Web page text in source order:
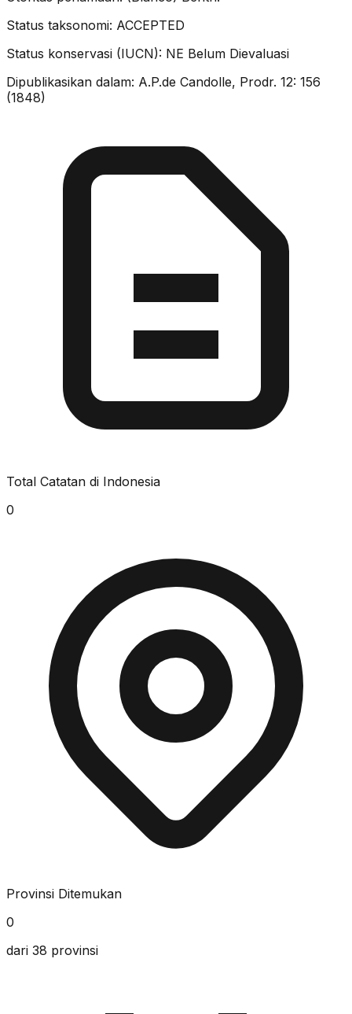
Status taksonomi: ACCEPTED
Status konservasi (IUCN): NE Belum Dievaluasi
Dipublikasikan dalam: A.P.de Candolle, Prodr. 12: 156
(1848)
Total Catatan di Indonesia
0
Provinsi Ditemukan
0
dari 38 provinsi